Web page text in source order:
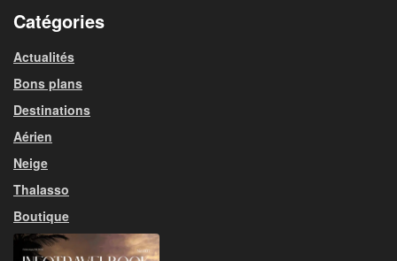
Catégories
Actualités
Bons plans
Destinations
Aérien
Neige
Thalasso
Boutique